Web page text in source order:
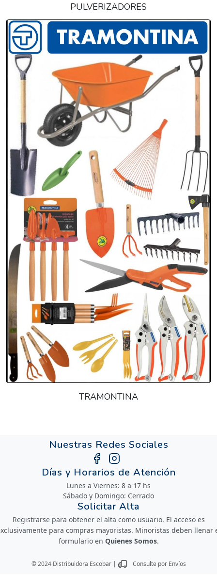
PULVERIZADORES
TRAMONTINA
Nuestras Redes Sociales
Días y Horarios de Atención
Lunes a Viernes: 8 a 17 hs
Sábado y Domingo: Cerrado
Solicitar Alta
Registrarse para obtener el alta como usuario. El acceso es
para compras mayoristas. Minoristas deben llenar
formulario en Quienes Somos.
© 2024 Distribuidora Escobar | Consulte por Envíos